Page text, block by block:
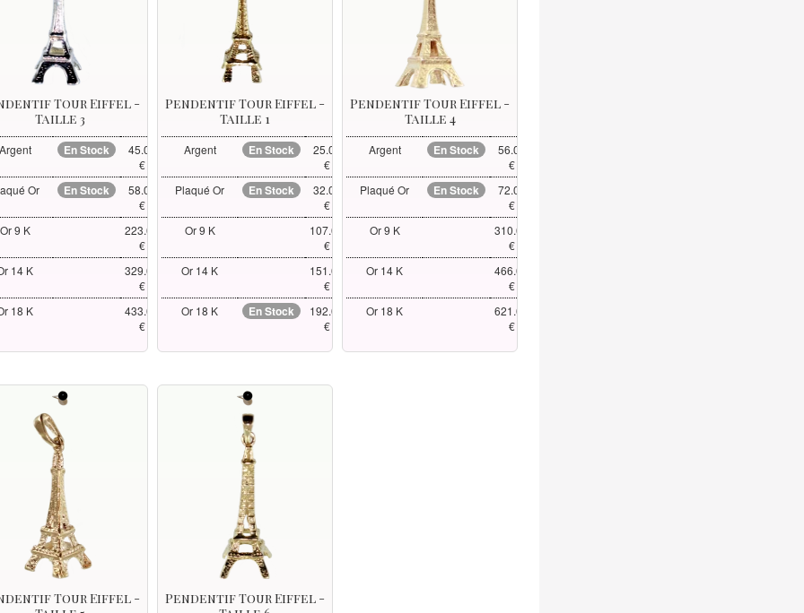
Tour Eiffel -
Taille 3
En Stock
45.00
€
Or
En Stock
58.00
€
Or 9 K
223.00
€
14 K
329.00
€
18 K
433.00
€
Pendentif Tour Eiffel -
Taille 1
Argent En Stock
25.00
€
Plaqué Or
En Stock
32.00
€
Or 9 K
107.00
€
Or 14 K
151.00
€
Or 18 K
En Stock
192.00
€
Pendentif Tour Eiffel -
Taille 4
Argent En Stock
56.00
€
Plaqué Or
En Stock
72.00
€
Or 9 K
310.00
€
Or 14 K
466.00
€
Or 18 K
621.00
€
Tour Eiffel -
Pendentif Tour Eiffel -